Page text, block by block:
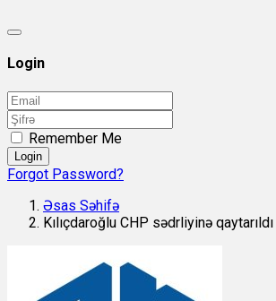
Login
Remember Me
Login
Forgot Password?
Əsas Səhifə
Kılıçdaroğlu CHP sədrliyinə qaytarıldı